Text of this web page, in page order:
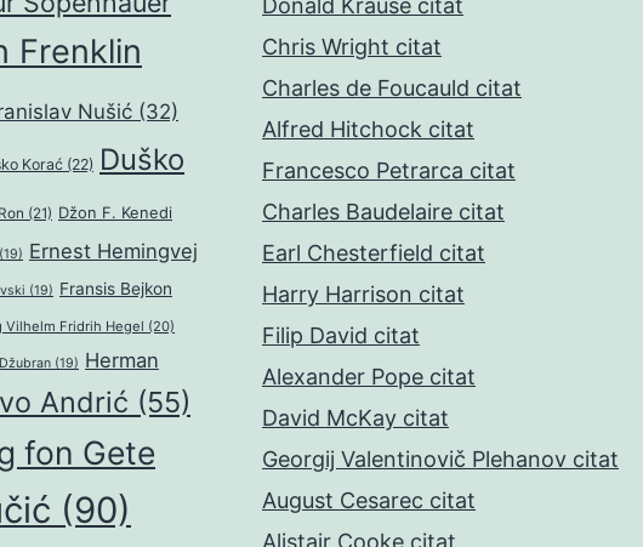
Frenklin
Nušić (32)
Korać (22) Duško
(21) Džon F. Kenedi
(19) Ernest Hemingvej
(19) Fransis Bejkon
Vilhelm Fridrih Hegel (20)
(19) Herman
Andrić (55)
fon Gete
(90)
Chris Wright citat
Charles de Foucauld citat
Alfred Hitchock citat
Francesco Petrarca citat
Charles Baudelaire citat
Earl Chesterfield citat
Harry Harrison citat
Filip David citat
Alexander Pope citat
David McKay citat
Georgij Valentinovič Plehanov citat
August Cesarec citat
Alistair Cooke citat